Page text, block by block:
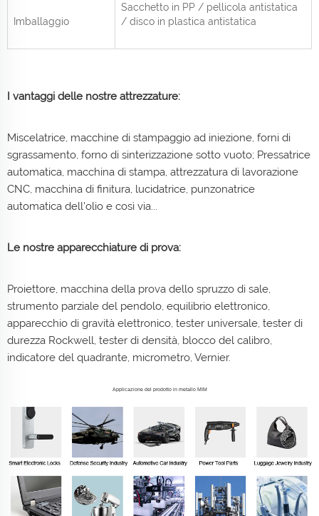
Imballaggio
Sacchetto in PP / pellicola antistatica
/ disco in plastica antistatica
I vantaggi delle nostre attrezzature:
Miscelatrice, macchine di stampaggio ad iniezione, forni di
sgrassamento, forno di sinterizzazione sotto vuoto; Pressatrice
automatica, macchina di stampa, attrezzatura di lavorazione
CNC, macchina di finitura, lucidatrice, punzonatrice
automatica dell'olio e così via...
Le nostre apparecchiature di prova:
Proiettore, macchina della prova dello spruzzo di sale,
strumento parziale del pendolo, equilibrio elettronico,
apparecchio di gravità elettronico, tester universale, tester di
durezza Rockwell, tester di densità, blocco del calibro,
indicatore del quadrante, micrometro, Vernier.
Applicazione del prodotto in metallo MIM